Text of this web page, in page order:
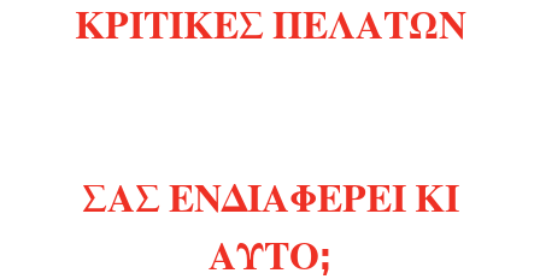
ΚΡΙΤΙΚΈΣ ΠΕΛΑΤΏΝ
ΣΑΣ ΕΝΔΙΑΦΈΡΕΙ ΚΙ
ΑΥΤΌ;